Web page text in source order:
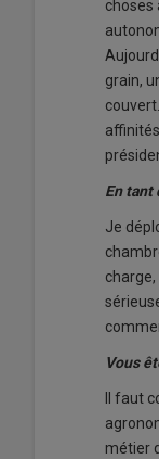
choses
grain,
En tant
Je
Vous
Il faut
métier